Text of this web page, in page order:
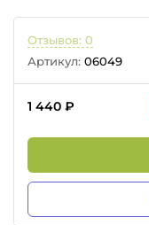
Отзывов: 0
Артикул: 06049
1 440 ₽